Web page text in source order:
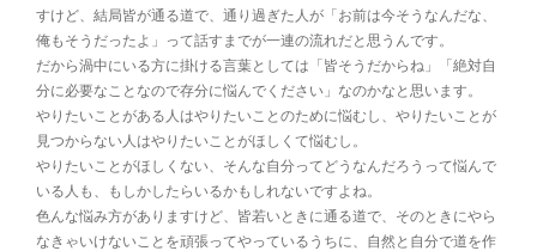
すけど、結局皆が通る道で、通り過ぎた人が「お前は今そうなんだな、
俺もそうだったよ」って話すまでが一連の流れだと思うんです。
だから渦中にいる方に掛ける言葉としては「皆そうだからね」「絶対自
分に必要なことなので存分に悩んでください」なのかなと思います。
やりたいことがある人はやりたいことのために悩むし、やりたいことが
見つからない人はやりたいことがほしくて悩むし。
やりたいことがほしくない、そんな自分ってどうなんだろうって悩んで
いる人も、もしかしたらいるかもしれないですよね。
色んな悩み方がありますけど、皆若いときに通る道で、そのときにやら
なきゃいけないことを頑張ってやっているうちに、自然と自分で道を作